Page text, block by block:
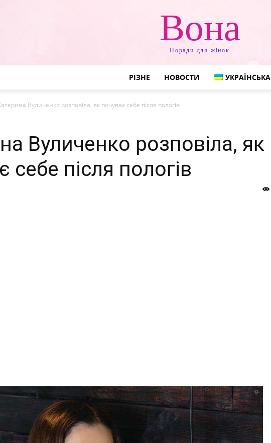
Вона
Поради для жінок
РІЗНЕ НОВОСТИ УКРАЇНСЬКА
Вуличенко розповіла, як почуває себе після пологів
Вуличенко розповіла, як
себе після пологів